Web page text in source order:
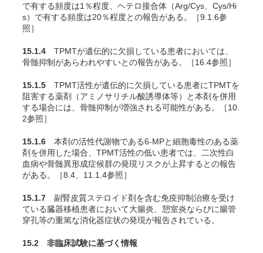
で有する頻度は1％程度、ヘテロ接合体（Arg/Cys、Cys/Hi
s）で有する頻度は20％程度との報告がある 。［9.1.6参
照］
15.1.4 TPMTが遺伝的に欠損している患者においては、
骨髄抑制があらわれやすいとの報告がある。［16.4参照］
15.1.5 TPMT活性が遺伝的に欠損している患者にTPMTを
阻害する薬剤（アミノサリチル酸誘導体等）と本剤を併用
する場合には、骨髄抑制が増強される可能性がある。［10.
2参照］
15.1.6 本剤の活性代謝物である6-MPと細胞毒性のある薬
剤を併用した場合、TPMT活性の低い患者では、二次性白
血病や骨髄異形成症候群の発現リスクが上昇するとの報告
がある。［8.4、11.1.4参照］
15.1.7 副腎皮質ステロイド剤を含む免疫抑制治療を受け
ている臓器移植患者において大腸炎、憩室炎ならびに腸管
穿孔等の重篤な消化器症状の発現が報告されている。
15.2 非臨床試験に基づく情報